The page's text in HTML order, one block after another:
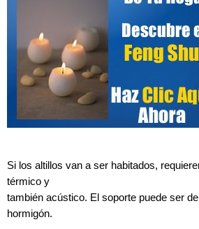
Si los altillos van a ser habitados,
térmico y
también acústico. El soporte puede ser
hormigón.